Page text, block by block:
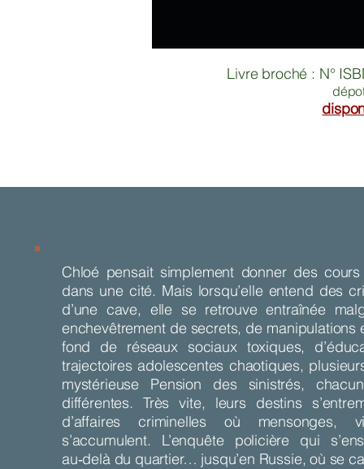
Livre broché : N°
Chloé pensait simplement donner des
dans une cité. Mais lorsqu’elle entend des
d’une cave, elle se retrouve entraînée
enchevêtrement de secrets, de manipulations
fond de réseaux sociaux toxiques,
trajectoires adolescentes chaotiques,
mystérieuse Pension des sinistrés,
différentes. Très vite, leurs destins
d’affaires criminelles où mensonges,
s’accumulent. L’enquête policière qui
au‑delà du quartier… jusqu’en Russie, où se